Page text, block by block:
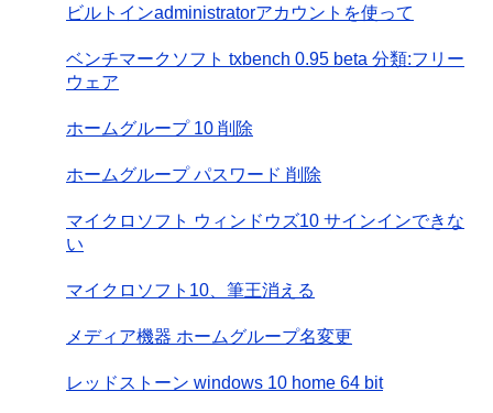
ビルトインadministratorアカウントを使って
ベンチマークソフト txbench 0.95 beta 分類:フリー
ウェア
ホームグループ 10 削除
ホームグループ パスワード 削除
マイクロソフト ウィンドウズ10 サインインできな
い
マイクロソフト10、筆王消える
メディア機器 ホームグループ名変更
レッドストーン windows 10 home 64 bit